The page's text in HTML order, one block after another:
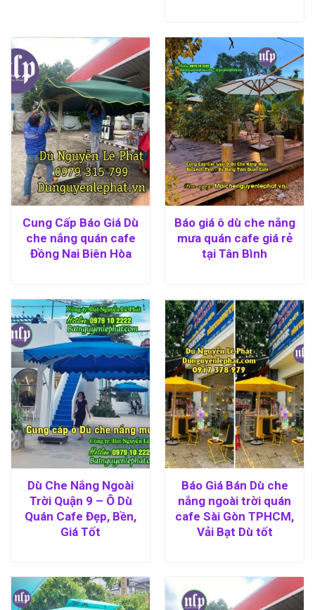
Cung Cấp Báo Giá Dù
che nắng quán cafe
Đồng Nai Biên Hòa
Báo giá ô dù che nắng
mưa quán cafe giá rẻ
tại Tân Bình
Dù Che Nắng Ngoài
Trời Quận 9 – Ô Dù
Quán Cafe Đẹp, Bền,
Giá Tốt
Báo Giá Bán Dù che
nắng ngoài trời quán
cafe Sài Gòn TPHCM,
Vải Bạt Dù tốt